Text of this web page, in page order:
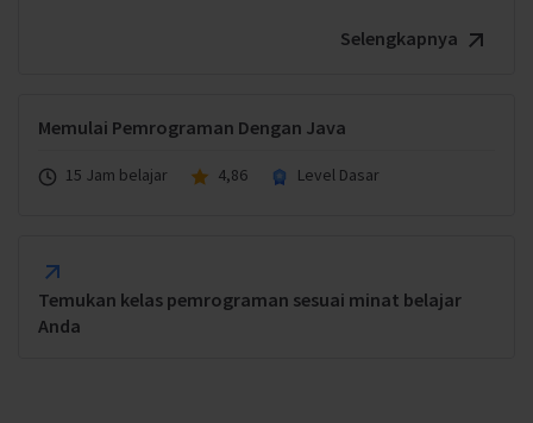
Selengkapnya
Memulai Pemrograman Dengan Java
15 Jam belajar 4,86 Level Dasar
Temukan kelas pemrograman sesuai minat belajar
Anda